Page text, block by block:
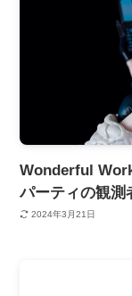
Wonderful
パーティの観測
2024年3月21日